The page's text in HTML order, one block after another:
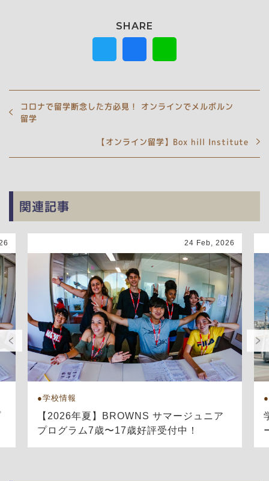
コロナで留学断念した方必見！ オンラインでメルボルン
留学
【オンライン留学】Box hill Institute
関連記事
24 Feb, 2026
学校情報
【2026年夏】BROWNS サマージュニア
プログラム7歳〜17歳好評受付中！